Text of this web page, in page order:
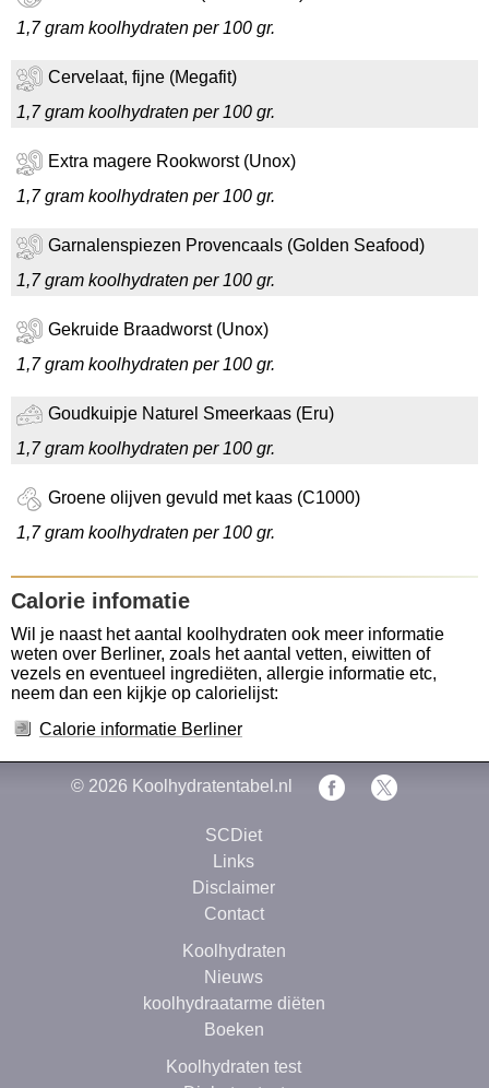
1,7 gram koolhydraten per 100 gr.
Cervelaat, fijne (Megafit)
1,7 gram koolhydraten per 100 gr.
Extra magere Rookworst (Unox)
1,7 gram koolhydraten per 100 gr.
Garnalenspiezen Provencaals (Golden Seafood)
1,7 gram koolhydraten per 100 gr.
Gekruide Braadworst (Unox)
1,7 gram koolhydraten per 100 gr.
Goudkuipje Naturel Smeerkaas (Eru)
1,7 gram koolhydraten per 100 gr.
Groene olijven gevuld met kaas (C1000)
1,7 gram koolhydraten per 100 gr.
Calorie infomatie
Wil je naast het aantal koolhydraten ook meer informatie
weten over Berliner, zoals het aantal vetten, eiwitten of
vezels en eventueel ingrediëten, allergie informatie etc,
neem dan een kijkje op calorielijst:
Calorie informatie Berliner
© 2026 Koolhydratentabel.nl
SCDiet
Links
Disclaimer
Contact
Koolhydraten
Nieuws
koolhydraatarme diëten
Boeken
Koolhydraten test